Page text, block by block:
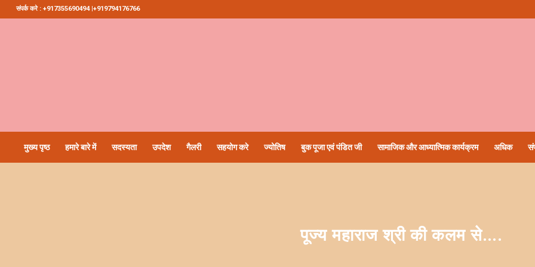
संपर्क करे : +917355690494 |+919794176766
मुख्य पृष्ठ हमारे बारे में सदस्यता उपदेश गैलरी सहयोग करे ज्योतिष बुक पूजा एवं पंडित जी सामाजिक और आध्यात्मिक कार्यक्रम अधिक
पूज्य महाराज श्री की कलम से….